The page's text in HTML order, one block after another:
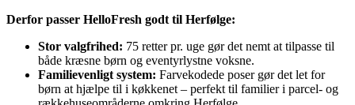
Derfor passer HelloFresh godt til Herfølge:
Stor valgfrihed: 75 retter pr. uge gør det nemt at tilpasse til
både kræsne børn og eventyrlystne voksne.
Familievenligt system: Farvekodede poser gør det let for
børn at hjælpe til i køkkenet – perfekt til familier i parcel- og